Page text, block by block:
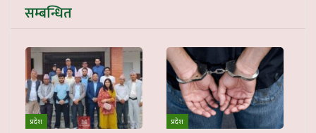
सम्बन्धित
प्रदेश प्रदेश